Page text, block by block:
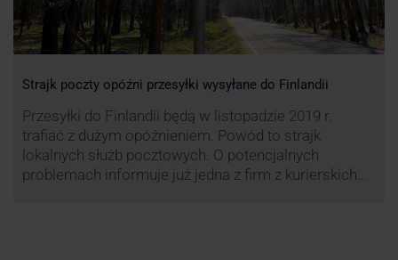
Strajk poczty opóźni przesyłki wysyłane do Finlandii
Przesyłki do Finlandii będą w listopadzie 2019 r.
trafiać z dużym opóźnieniem. Powód to strajk
lokalnych służb pocztowych. O potencjalnych
problemach informuje już jedna z firm z kurierskich